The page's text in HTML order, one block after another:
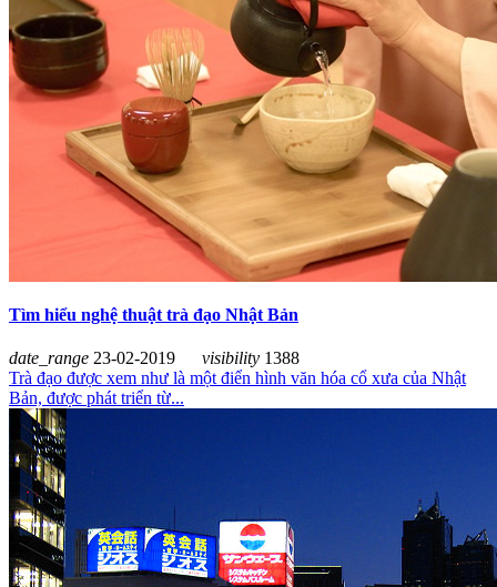
Tìm hiểu nghệ thuật trà đạo Nhật Bản
date_range 23-02-2019 visibility 1388
Trà đạo được xem như là một điển hình văn hóa cổ xưa của Nhật
Bản, được phát triển từ...